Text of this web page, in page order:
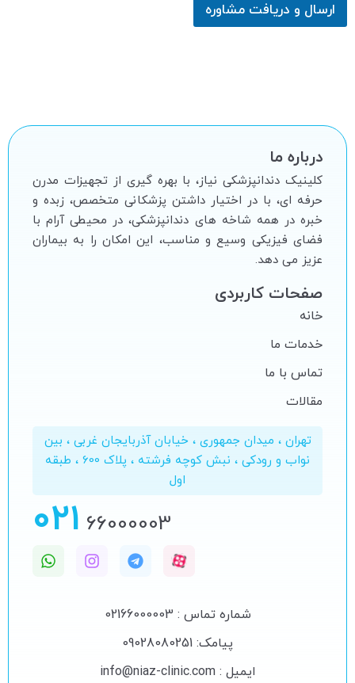
ارسال و دریافت مشاوره
درباره ما
کلینیک دندانپزشکی نیاز، با بهره گیرى از تجهیزات مدرن
حرفه اى، با در اختیار داشتن پزشکانى متخصص، زبده و
خبره در همه شاخه هاى دندانپزشکى، در محیطى آرام با
فضاى فیزیکى وسیع و مناسب، این امکان را به بیماران
عزیز مى دهد.
صفحات کاربردی
خانه
خدمات ما
تماس با ما
مقالات
تهران ، میدان جمهوری ، خیابان آذربایجان غربی ، بین
نواب و رودکی ، نبش کوچه فرشته ، پلاک 600 ، طبقه
اول
66000003
021
شماره تماس : 02166000003
پیامک: 09028080251
ایمیل : info@niaz-clinic.com